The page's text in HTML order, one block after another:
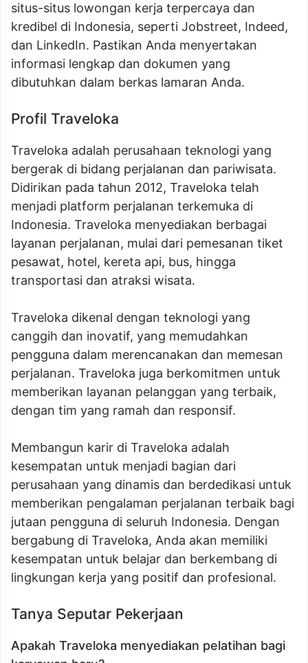
situs-situs lowongan kerja terpercaya dan
kredibel di Indonesia, seperti Jobstreet, Indeed,
dan LinkedIn. Pastikan Anda menyertakan
informasi lengkap dan dokumen yang
dibutuhkan dalam berkas lamaran Anda.
Profil Traveloka
Traveloka adalah perusahaan teknologi yang
bergerak di bidang perjalanan dan pariwisata.
Didirikan pada tahun 2012, Traveloka telah
menjadi platform perjalanan terkemuka di
Indonesia. Traveloka menyediakan berbagai
layanan perjalanan, mulai dari pemesanan tiket
pesawat, hotel, kereta api, bus, hingga
transportasi dan atraksi wisata.
Traveloka dikenal dengan teknologi yang
canggih dan inovatif, yang memudahkan
pengguna dalam merencanakan dan memesan
perjalanan. Traveloka juga berkomitmen untuk
memberikan layanan pelanggan yang terbaik,
dengan tim yang ramah dan responsif.
Membangun karir di Traveloka adalah
kesempatan untuk menjadi bagian dari
perusahaan yang dinamis dan berdedikasi untuk
memberikan pengalaman perjalanan terbaik bagi
jutaan pengguna di seluruh Indonesia. Dengan
bergabung di Traveloka, Anda akan memiliki
kesempatan untuk belajar dan berkembang di
lingkungan kerja yang positif dan profesional.
Tanya Seputar Pekerjaan
Apakah Traveloka menyediakan pelatihan bagi